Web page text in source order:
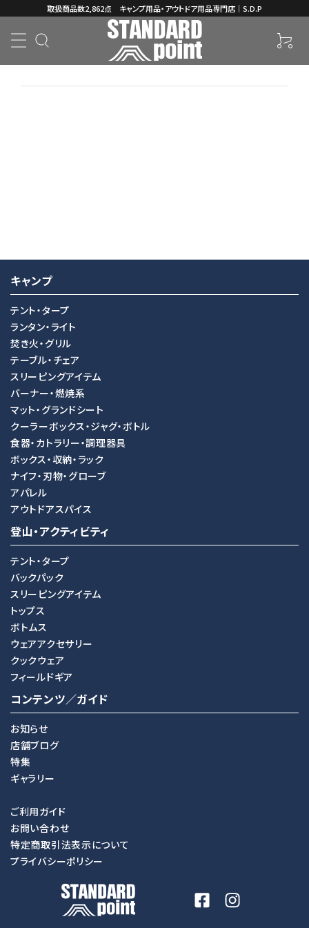
取扱商品数2,862点 キャンプ用品・アウトドア用品専門店｜S.D.P
キャンプ 登山 用途・場
所
コンテンツ
ホーム ギャラリー
キャンプ
テント・タープ
ランタン・ライト
焚き火・グリル
テーブル・チェア
スリーピングアイテム
バーナー・燃焼系
マット・グランドシート
クーラーボックス・ジャグ・ボトル
食器・カトラリー・調理器具
ボックス・収納・ラック
ナイフ・刃物・グローブ
アパレル
アウトドアスパイス
登山・アクティビティ
テント・タープ
バックパック
スリーピングアイテム
トップス
ボトムス
ウェアアクセサリー
クックウェア
フィールドギア
コンテンツ／ガイド
お知らせ
店舗ブログ
特集
ギャラリー
ご利用ガイド
お問い合わせ
特定商取引法表示について
プライバシーポリシー